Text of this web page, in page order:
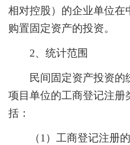
相对控股）的企业单位在
购置固定资产的投资。
2、统计范围
民间固定资产投资的
项目单位的工商登记注册
括：
（1）工商登记注册的